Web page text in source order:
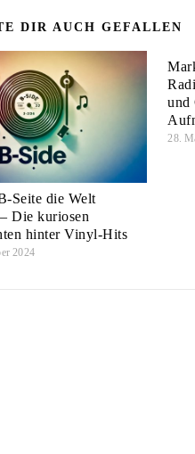
DIR AUCH GEFALLEN
Seite die Welt
Die kuriosen
hinter Vinyl-Hits
2024
und
28.